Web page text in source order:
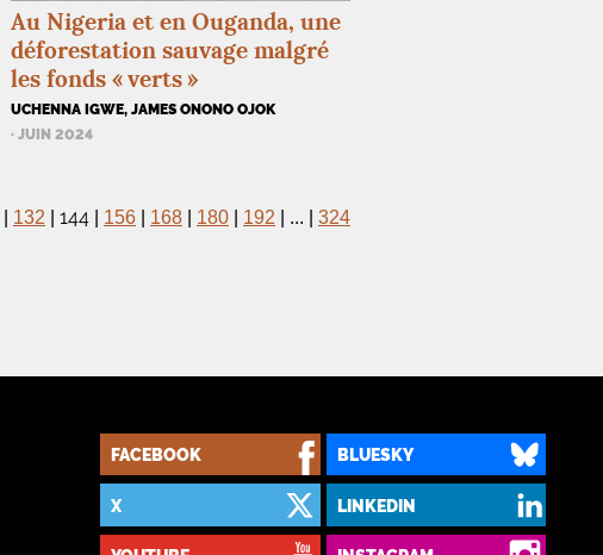
Au Nigeria et en Ouganda, une
déforestation sauvage malgré
les fonds «verts »
UCHENNA IGWE, JAMES ONONO OJOK
· JUIN 2024
132 144 156 168 180 192 ... 324
FACEBOOK BLUESKY
X LINKEDIN